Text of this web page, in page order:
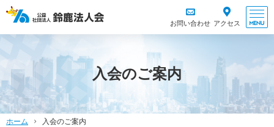
お問い合わせ アクセス
入会のご案内
ホーム 入会のご案内